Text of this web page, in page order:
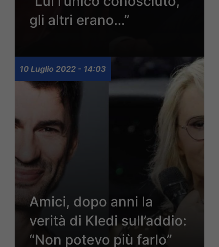
gli altri erano…”
10 Luglio 2022 - 14:03
Amici, dopo anni la
verità di Kledi sull’addio:
“Non potevo più farlo”